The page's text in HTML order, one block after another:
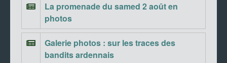
La promenade du samed 2 août en
photos
Galerie photos : sur les traces des
bandits ardennais